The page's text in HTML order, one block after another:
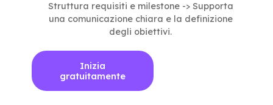
Struttura requisiti e milestone -> Supporta
una comunicazione chiara e la definizione
degli obiettivi.
Inizia
gratuitamente